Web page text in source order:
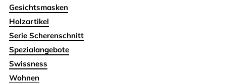
Gesichtsmasken
Holzartikel
Serie Scherenschnitt
Spezialangebote
Swissness
Wohnen